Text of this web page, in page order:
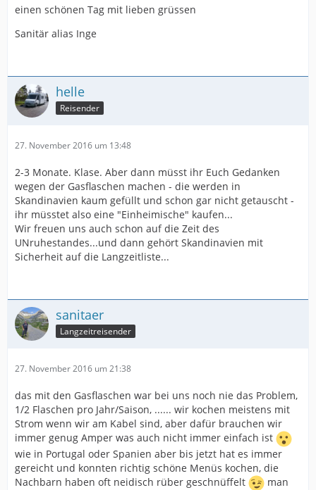
einen schönen Tag mit lieben grüssen
Sanitär alias Inge
helle
Reisender
27. November 2016 um 13:48
2-3 Monate. Klase. Aber dann müsst ihr Euch Gedanken
wegen der Gasflaschen machen - die werden in
Skandinavien kaum gefüllt und schon gar nicht getauscht -
ihr müsstet also eine "Einheimische" kaufen...
Wir freuen uns auch schon auf die Zeit des
UNruhestandes...und dann gehört Skandinavien mit
Sicherheit auf die Langzeitliste...
sanitaer
Langzeitreisender
27. November 2016 um 21:38
das mit den Gasflaschen war bei uns noch nie das Problem,
1/2 Flaschen pro Jahr/Saison, ...... wir kochen meistens mit
Strom wenn wir am Kabel sind, aber dafür brauchen wir
immer genug Amper was auch nicht immer einfach ist
wie in Portugal oder Spanien aber bis jetzt hat es immer
gereicht und konnten richtig schöne Menüs kochen, die
Nachbarn haben oft neidisch rüber geschnüffelt
man